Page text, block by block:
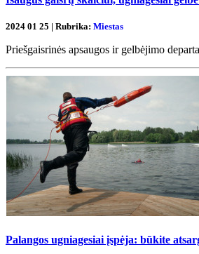
2024 01 25 | Rubrika: Miestas
Priešgaisrinės apsaugos ir gelbėjimo
Palangos ugniagesiai įspėja: būkite